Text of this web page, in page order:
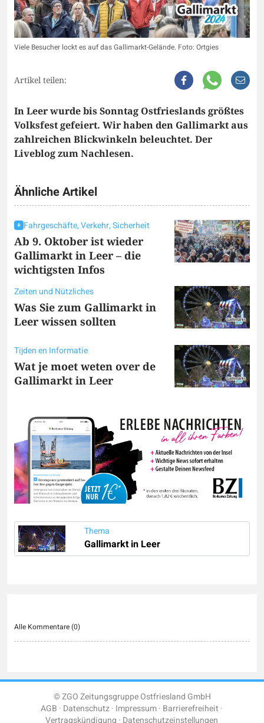
Viele Besucher lockt es auf das Gallimarkt-Gelände. Foto: Ortgies
Artikel teilen:
In Leer wurde bis Sonntag Ostfrieslands größtes
Volksfest gefeiert. Wir haben den Gallimarkt aus
zahlreichen Blickwinkeln beleuchtet. Der
Liveblog zum Nachlesen.
Ähnliche Artikel
Fahrgeschäfte, Verkehr, Sicherheit
Ab 9. Oktober ist wieder
Gallimarkt in Leer – die
wichtigsten Infos
Zeiten und Nützliches
Was Sie zum Gallimarkt in
Leer wissen sollten
Tijden en Informatie
Wat je moet weten over de
Gallimarkt in Leer
Thema
Gallimarkt in Leer
Alle Kommentare (0)
© ZGO Zeitungsgruppe Ostfriesland GmbH
AGB Datenschutz Impressum Barrierefreiheit
Vertragskündigung Datenschutzeinstellungen